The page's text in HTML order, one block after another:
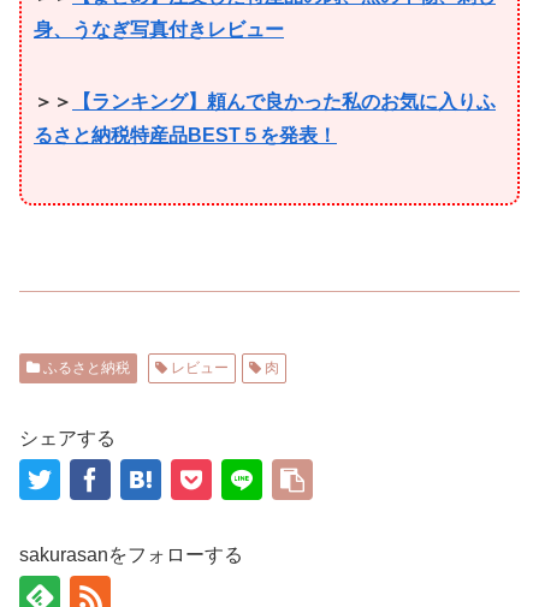
身、うなぎ写真付きレビュー
＞＞
【ランキング】頼んで良かった私のお気に入りふ
るさと納税特産品BEST５を発表！
ふるさと納税 レビュー 肉
シェアする
sakurasanをフォローする